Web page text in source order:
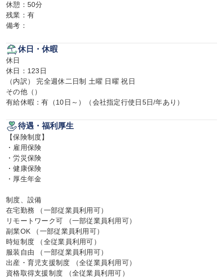
休憩：50分
残業：有
備考：
休日・休暇
休日
休日：123日
（内訳） 完全週休二日制 土曜 日曜 祝日
その他（）
有給休暇：有（10日～）（会社指定行使日5日/年あり）
待遇・福利厚生
【保険制度】
・雇用保険
・労災保険
・健康保険
・厚生年金
制度、設備
在宅勤務 （一部従業員利用可）
リモートワーク可 （一部従業員利用可）
副業OK （一部従業員利用可）
時短制度 （全従業員利用可）
服装自由 （一部従業員利用可）
出産・育児支援制度 （全従業員利用可）
資格取得支援制度 （全従業員利用可）